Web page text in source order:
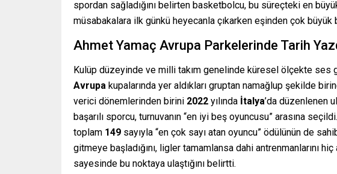
spordan sağladığını belirten basketbolcu, bu süreçteki en
müsabakalara ilk günkü heyecanla çıkarken eşinden çok büyük
Ahmet Yamaç Avrupa Parkelerinde Tarih
Kulüp düzeyinde ve milli takım genelinde küresel ölçekte ses
Avrupa kupalarında yer aldıkları gruptan namağlup şekilde
verici dönemlerinden birini 2022 yılında İtalya’da düzenlenen
başarılı sporcu, turnuvanın “en iyi beş oyuncusu” arasına
toplam 149 sayıyla “en çok sayı atan oyuncu” ödülünün de
gitmeye başladığını, ligler tamamlansa dahi antrenmanlarını
sayesinde bu noktaya ulaştığını belirtti.